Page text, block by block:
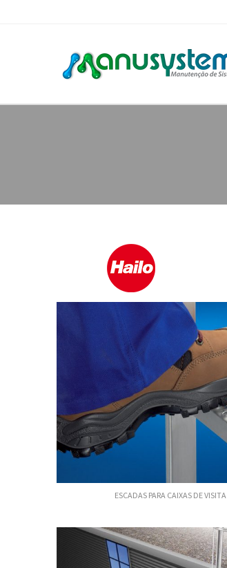
ESCADAS PARA CAIXAS DE VISITA